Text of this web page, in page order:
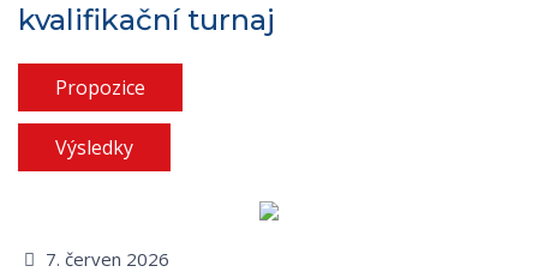
kvalifikační turnaj
Propozice
Výsledky
7. červen 2026